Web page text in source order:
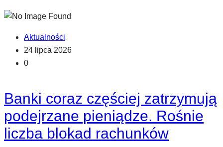
Aktualności
24 lipca 2026
0
Banki coraz częściej zatrzymują
podejrzane pieniądze. Rośnie
liczba blokad rachunków